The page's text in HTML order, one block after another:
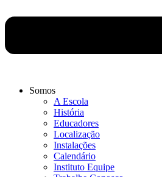
Somos
A Escola
História
Educadores
Localização
Instalações
Calendário
Instituto Equipe